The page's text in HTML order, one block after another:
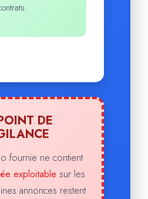
DE
fournie ne contient
exploitable sur les
annonces restent